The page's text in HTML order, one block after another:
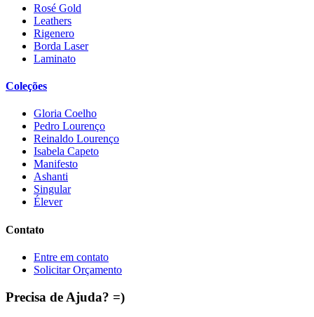
Rosé Gold
Leathers
Rigenero
Borda Laser
Laminato
Coleções
Gloria Coelho
Pedro Lourenço
Reinaldo Lourenço
Isabela Capeto
Manifesto
Ashanti
Singular
Élever
Contato
Entre em contato
Solicitar Orçamento
Precisa de Ajuda? =)